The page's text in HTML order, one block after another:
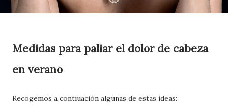
Medidas para paliar el dolor de cabeza
en verano
Recogemos a contiuación algunas de estas ideas: